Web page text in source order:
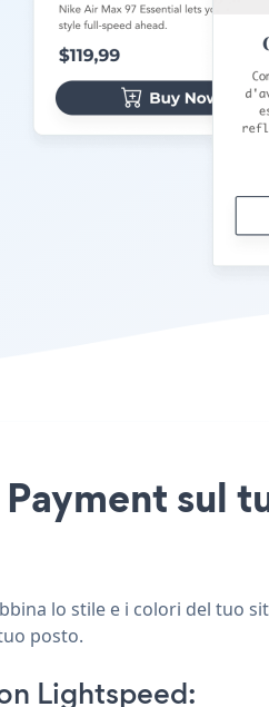
sul
lo stile e i colori del tuo
posto.
Lightspeed: